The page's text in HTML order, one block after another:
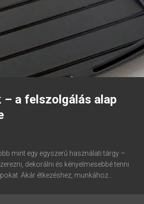
– a felszolgálás alap
mint egy egyszerű használati tárgy –
dekorálni és kényelmesebbé tenni
Akár étkezéshez, munkához...